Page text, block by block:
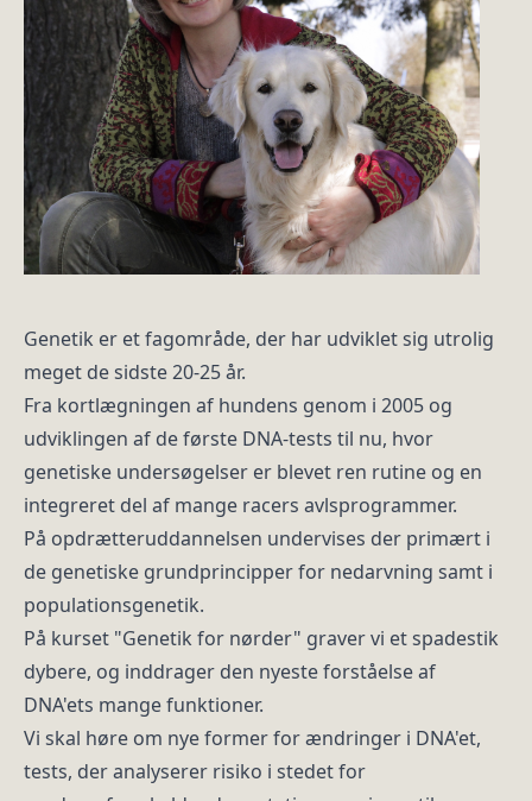
Genetik er et fagområde, der har udviklet sig utrolig
meget de sidste 20-25 år.
Fra kortlægningen af hundens genom i 2005 og
udviklingen af de første DNA-tests til nu, hvor
genetiske undersøgelser er blevet ren rutine og en
integreret del af mange racers avlsprogrammer.
På opdrætteruddannelsen undervises der primært i
de genetiske grundprincipper for nedarvning samt i
populationsgenetik.
På kurset "Genetik for nørder" graver vi et spadestik
dybere, og inddrager den nyeste forståelse af
DNA'ets mange funktioner.
Vi skal høre om nye former for ændringer i DNA'et,
tests, der analyserer risiko i stedet for